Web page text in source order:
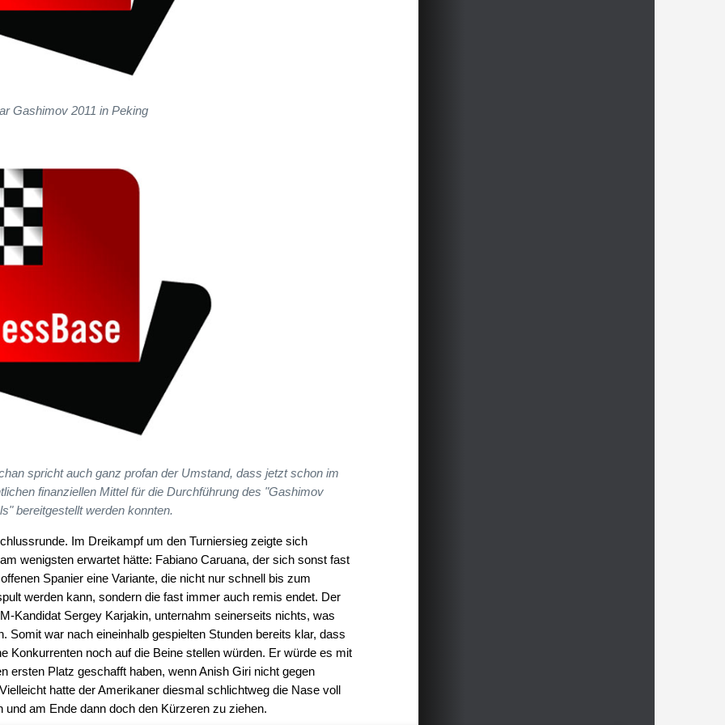
Gashimov 2011 in Peking
spricht auch ganz profan der Umstand, dass jetzt schon im
finanziellen Mittel für die Durchführung des "Gashimov
bereitgestellt werden konnten.
Im Dreikampf um den Turniersieg zeigte sich
wenigsten erwartet hätte: Fabiano Caruana, der sich sonst fast
Spanier eine Variante, die nicht nur schnell bis zum
werden kann, sondern die fast immer auch remis endet. Der
Kandidat Sergey Karjakin, unternahm seinerseits nichts, was
Somit war nach eineinhalb gespielten Stunden bereits klar, dass
Konkurrenten noch auf die Beine stellen würden. Er würde es mit
ersten Platz geschafft haben, wenn Anish Giri nicht gegen
hatte der Amerikaner diesmal schlichtweg die Nase voll
am Ende dann doch den Kürzeren zu ziehen.